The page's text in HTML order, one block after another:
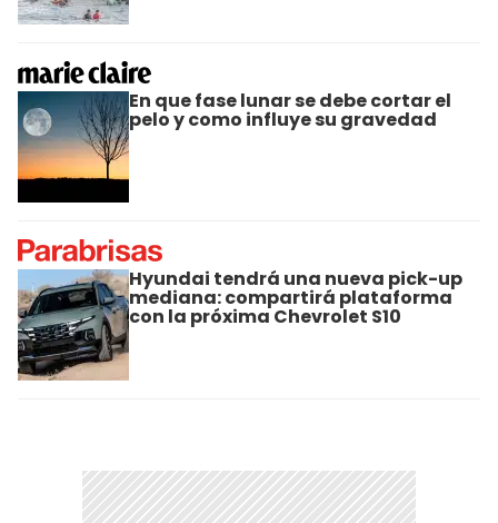
En que fase lunar se debe cortar el
pelo y como influye su gravedad
Hyundai tendrá una nueva pick-up
mediana: compartirá plataforma
con la próxima Chevrolet S10